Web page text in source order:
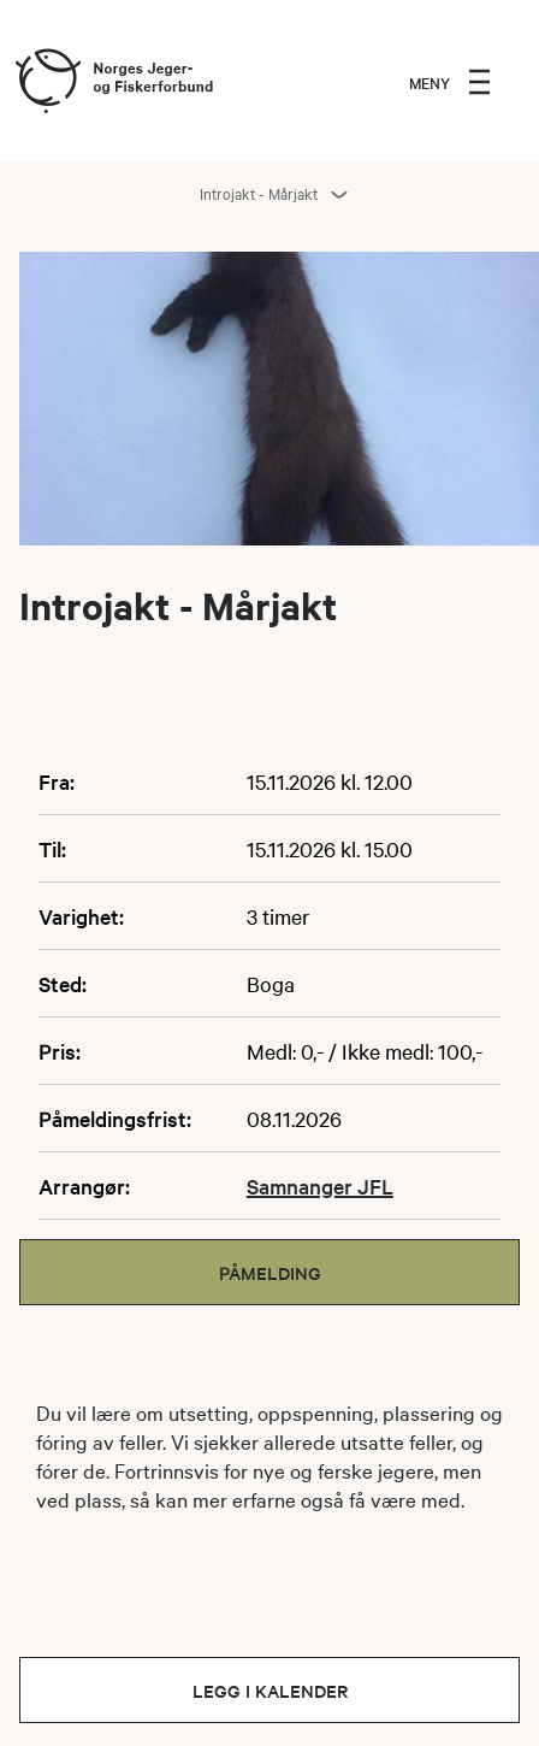
MENY
Introjakt - Mårjakt
Introjakt - Mårjakt
Fra: 15.11.2026 kl. 12.00
Til: 15.11.2026 kl. 15.00
Varighet: 3 timer
Sted: Boga
Pris: Medl: 0,- / Ikke medl: 100,-
Påmeldingsfrist: 08.11.2026
Arrangør: Samnanger JFL
PÅMELDING
Du vil lære om utsetting, oppspenning, plassering og
fóring av feller. Vi sjekker allerede utsatte feller, og
fórer de. Fortrinnsvis for nye og ferske jegere, men
ved plass, så kan mer erfarne også få være med.
LEGG I KALENDER